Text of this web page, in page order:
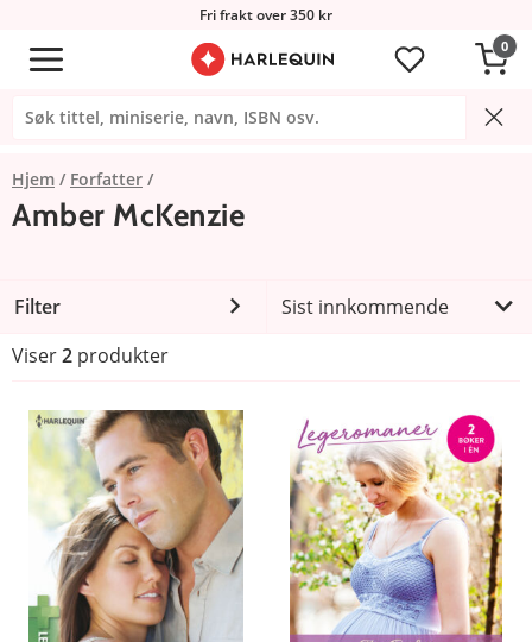
Fri frakt over 350 kr
0
Hjem Forfatter
Amber McKenzie
Filter
Sist innkommende
Viser2 produkter